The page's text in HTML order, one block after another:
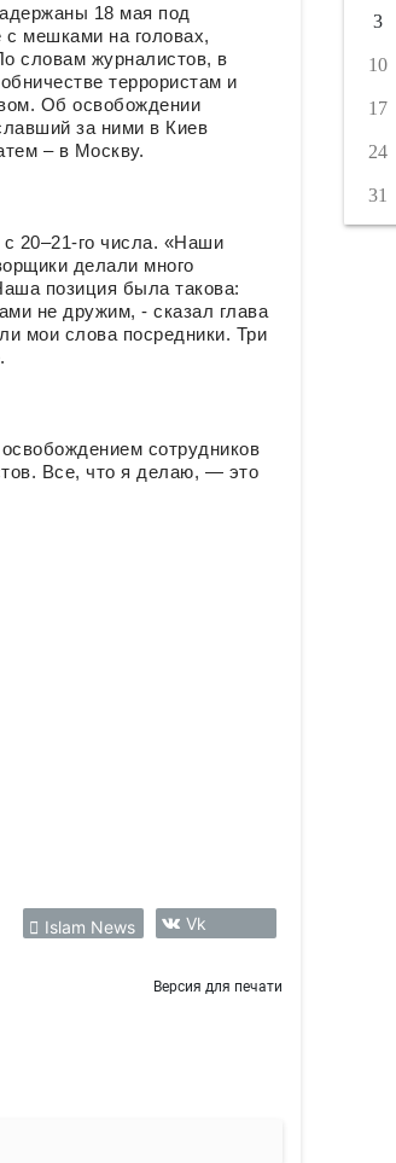
18 мая под
мешками на головах,
словам журналистов, в
террористам и
Об освобождении
за ними в Киев
– в Москву.
с 20–21-го числа. «Наши
делали много
позиция была такова:
не дружим, - сказал глава
мои слова посредники. Три
сотрудников
Все, что я делаю, — это
Islam News Vk
Версия для печати
3
10
17
24
31